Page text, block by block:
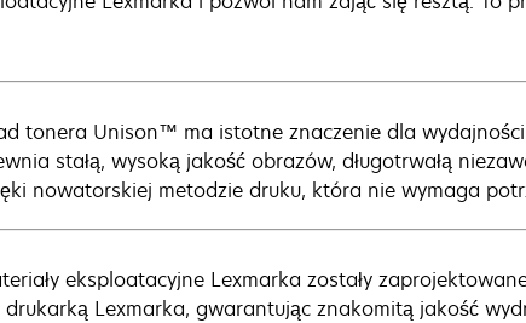
tonera Unison™ ma istotne znaczenie dla
stałą, wysoką jakość obrazów, długotrwałą
nowatorskiej metodzie druku, która nie wymaga
eksploatacyjne Lexmarka zostały
drukarką Lexmarka, gwarantując znakomitą jakość